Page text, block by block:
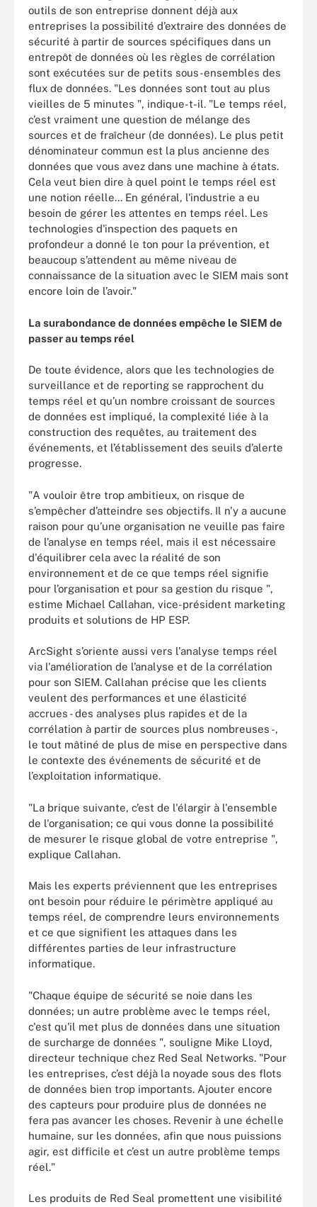
outils de son entreprise donnent déjà aux
entreprises la possibilité d’extraire des données de
sécurité à partir de sources spécifiques dans un
entrepôt de données où les règles de corrélation
sont exécutées sur de petits sous-ensembles des
flux de données. "Les données sont tout au plus
vieilles de 5 minutes ", indique-t-il. "Le temps réel,
c’est vraiment une question de mélange des
sources et de fraîcheur (de données). Le plus petit
dénominateur commun est la plus ancienne des
données que vous avez dans une machine à états.
Cela veut bien dire à quel point le temps réel est
une notion réelle... En général, l'industrie a eu
besoin de gérer les attentes en temps réel. Les
technologies d'inspection des paquets en
profondeur a donné le ton pour la prévention, et
beaucoup s’attendent au même niveau de
connaissance de la situation avec le SIEM mais sont
encore loin de l’avoir."
La surabondance de données empêche le SIEM de
passer au temps réel
De toute évidence, alors que les technologies de
surveillance et de reporting se rapprochent du
temps réel et qu’un nombre croissant de sources
de données est impliqué, la complexité liée à la
construction des requêtes, au traitement des
événements, et l’établissement des seuils d’alerte
progresse.
"A vouloir être trop ambitieux, on risque de
s’empêcher d’atteindre ses objectifs. Il n'y a aucune
raison pour qu’une organisation ne veuille pas faire
de l’analyse en temps réel, mais il est nécessaire
d'équilibrer cela avec la réalité de son
environnement et de ce que temps réel signifie
pour l’organisation et pour sa gestion du risque ",
estime Michael Callahan, vice-président marketing
produits et solutions de HP ESP.
ArcSight s’oriente aussi vers l'analyse temps réel
via l'amélioration de l’analyse et de la corrélation
pour son SIEM. Callahan précise que les clients
veulent des performances et une élasticité
accrues - des analyses plus rapides et de la
corrélation à partir de sources plus nombreuses -,
le tout mâtiné de plus de mise en perspective dans
le contexte des événements de sécurité et de
l’exploitation informatique.
"La brique suivante, c’est de l'élargir à l'ensemble
de l'organisation; ce qui vous donne la possibilité
de mesurer le risque global de votre entreprise ",
explique Callahan.
Mais les experts préviennent que les entreprises
ont besoin pour réduire le périmètre appliqué au
temps réel, de comprendre leurs environnements
et ce que signifient les attaques dans les
différentes parties de leur infrastructure
informatique.
"Chaque équipe de sécurité se noie dans les
données; un autre problème avec le temps réel,
c'est qu'il met plus de données dans une situation
de surcharge de données ", souligne Mike Lloyd,
directeur technique chez Red Seal Networks. "Pour
les entreprises, c’est déjà la noyade sous des flots
de données bien trop importants. Ajouter encore
des capteurs pour produire plus de données ne
fera pas avancer les choses. Revenir à une échelle
humaine, sur les données, afin que nous puissions
agir, est difficile et c’est un autre problème temps
réel."
Les produits de Red Seal promettent une visibilité